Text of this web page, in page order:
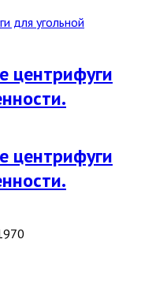
центрифуги
центрифуги